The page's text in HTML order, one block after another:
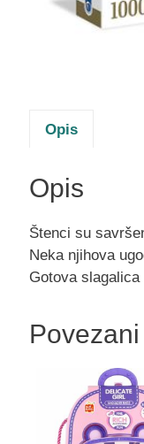
Opis
Opis
Štenci su
Neka njihova
Gotova slagalica